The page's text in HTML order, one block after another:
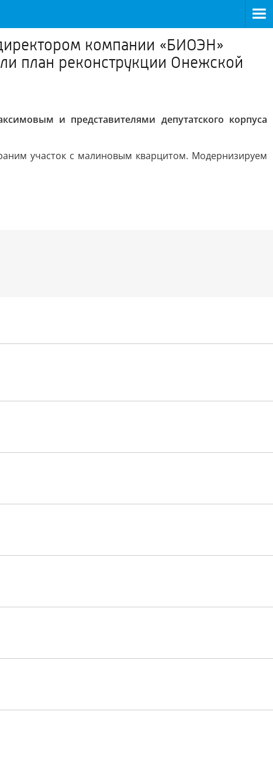
компании «БИОЭН»
план реконструкции Онежской
и представителями депутатского корпуса
участок с малиновым кварцитом. Модернизируем